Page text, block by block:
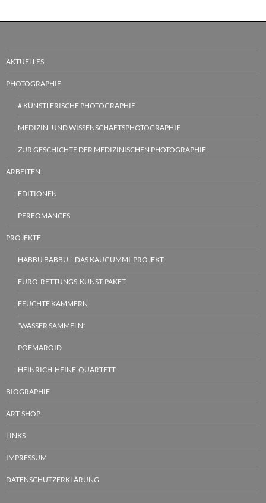
AKTUELLES
PHOTOGRAPHIE
# KÜNSTLERISCHE PHOTOGRAPHIE
MEDIZIN- UND WISSENSCHAFTSPHOTOGRAPHIE
ZUR GESCHICHTE DER MEDIZINISCHEN PHOTOGRAPHIE
ARBEITEN
EDITIONEN
PERFOMANCES
PROJEKTE
HABBU BABBU – DAS KAUGUMMI-PROJEKT
EURO-RETTUNGS-KUNST-PAKET
FEUCHTE KAMMERN
“WASSER SAMMELN”
POEMAROID
HEINRICH-HEINE-QUARTETT
BIOGRAPHIE
ART-SHOP
LINKS
IMPRESSUM
DATENSCHUTZERKLÄRUNG